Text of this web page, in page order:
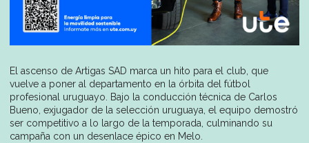
El ascenso de Artigas SAD marca un hito para el club, que
vuelve a poner al departamento en la órbita del fútbol
profesional uruguayo. Bajo la conducción técnica de Carlos
Bueno, exjugador de la selección uruguaya, el equipo demostró
ser competitivo a lo largo de la temporada, culminando su
campaña con un desenlace épico en Melo.